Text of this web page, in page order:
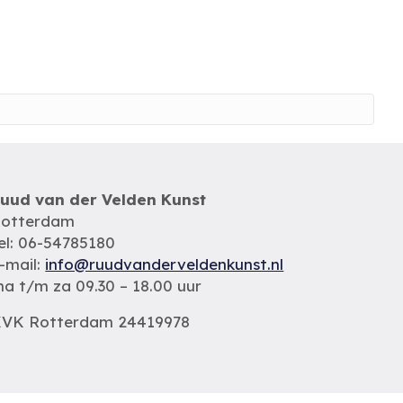
van der Velden Kunst
06-54785180
mail: info@ruudvanderveldenkunst.nl
t/m za 09.30 – 18.00 uur
Rotterdam 24419978